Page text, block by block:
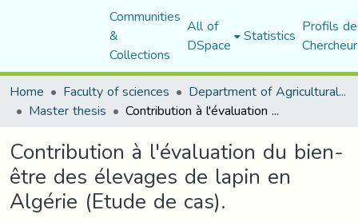
Communities
&
Collections
All of
DSpace Statistics Profils
Home
Faculty of sciences Department of Agricultural Sciences
Master thesis Contribution à l'évaluation du bien-être des élevages de lapin en Algérie (Etude de cas).
Contribution à l'évaluation du bien-
être des élevages de lapin en
Algérie (Etude de cas).